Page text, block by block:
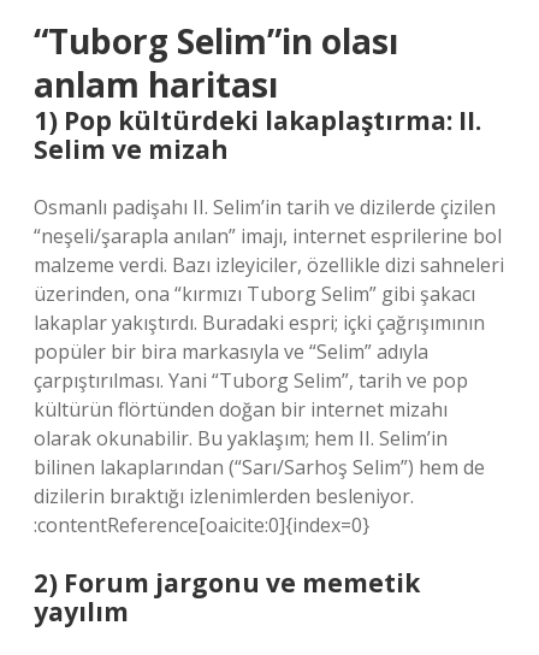
“Tuborg Selim”in olası
anlam haritası
1) Pop kültürdeki lakaplaştırma: II.
Selim ve mizah
Osmanlı padişahı II. Selim’in tarih ve dizilerde çizilen
“neşeli/şarapla anılan” imajı, internet esprilerine bol
malzeme verdi. Bazı izleyiciler, özellikle dizi sahneleri
üzerinden, ona “kırmızı Tuborg Selim” gibi şakacı
lakaplar yakıştırdı. Buradaki espri; içki çağrışımının
popüler bir bira markasıyla ve “Selim” adıyla
çarpıştırılması. Yani “Tuborg Selim”, tarih ve pop
kültürün flörtünden doğan bir internet mizahı
olarak okunabilir. Bu yaklaşım; hem II. Selim’in
bilinen lakaplarından (“Sarı/Sarhoş Selim”) hem de
dizilerin bıraktığı izlenimlerden besleniyor.
:contentReference[oaicite:0]{index=0}
2) Forum jargonu ve memetik
yayılım